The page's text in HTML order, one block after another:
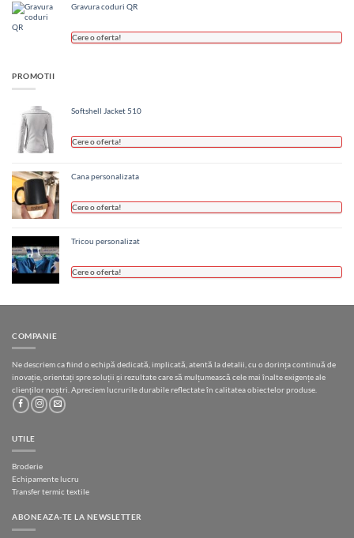
Gravura coduri QR
Cere o oferta!
PROMOTII
Softshell Jacket 510
Cere o oferta!
Cana personalizata
Cere o oferta!
Tricou personalizat
Cere o oferta!
COMPANIE
Ne descriem ca fiind o echipă dedicată, implicată, atentă la detalii, cu o dorința continuă de
inovație, orientați spre soluții și rezultate care să mulțumească cele mai înalte exigențe ale
clienților noștri. Apreciem lucrurile durabile reflectate în calitatea obiectelor produse.
UTILE
Broderie
Echipamente lucru
Transfer termic textile
ABONEAZA-TE LA NEWSLETTER